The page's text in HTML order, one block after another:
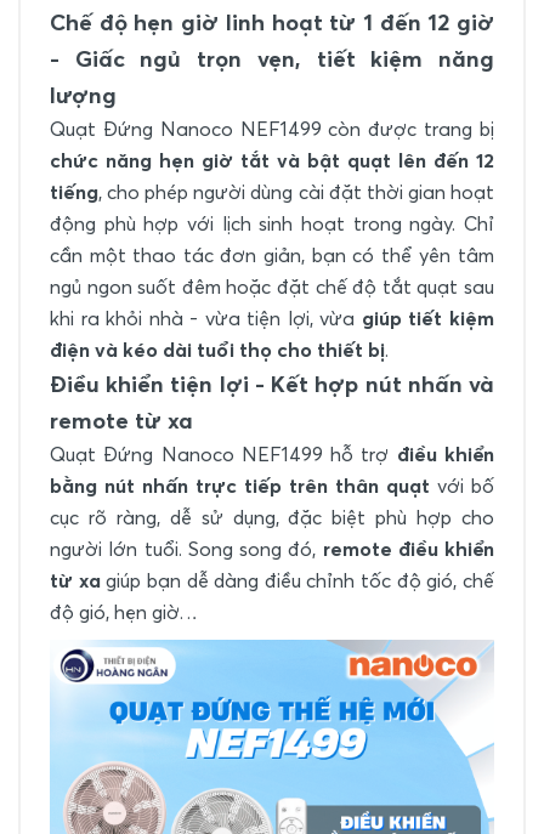
Chế độ hẹn giờ linh hoạt từ 1 đến 12 giờ
- Giấc ngủ trọn vẹn, tiết kiệm năng
lượng
Quạt Đứng Nanoco NEF1499 còn được trang bị
chức năng hẹn giờ tắt và bật quạt lên đến 12
tiếng, cho phép người dùng cài đặt thời gian hoạt
động phù hợp với lịch sinh hoạt trong ngày. Chỉ
cần một thao tác đơn giản, bạn có thể yên tâm
ngủ ngon suốt đêm hoặc đặt chế độ tắt quạt sau
khi ra khỏi nhà - vừa tiện lợi, vừa giúp tiết kiệm
điện và kéo dài tuổi thọ cho thiết bị.
Điều khiển tiện lợi - Kết hợp nút nhấn và
remote từ xa
Quạt Đứng Nanoco NEF1499 hỗ trợ điều khiển
bằng nút nhấn trực tiếp trên thân quạt với bố
cục rõ ràng, dễ sử dụng, đặc biệt phù hợp cho
người lớn tuổi. Song song đó, remote điều khiển
từ xagiúp bạn dễ dàng điều chỉnh tốc độ gió, chế
độ gió, hẹn giờ…